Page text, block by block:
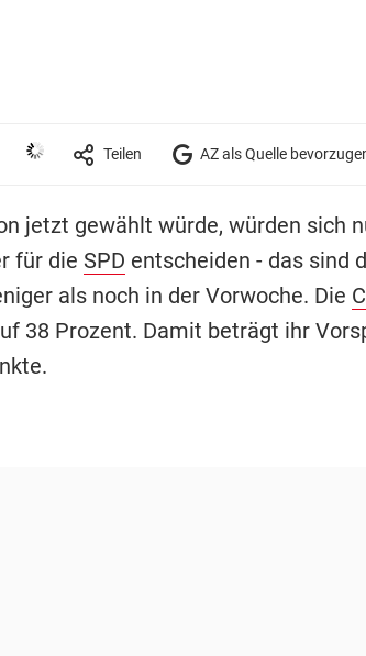
Teilen AZ als Quelle
jetzt gewählt würde, würden sich
für die SPD entscheiden - das sind
als noch in der Vorwoche. Die
38 Prozent. Damit beträgt ihr